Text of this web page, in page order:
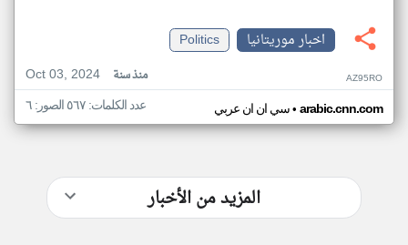
اخبار موريتانيا
Politics
Oct 03, 2024
منذ سنة AZ95RO
سي ان ان عربي• arabic.cnn.com عدد الكلمات: ٥٦٧ الصور: ٦
المزيد من الأخبار